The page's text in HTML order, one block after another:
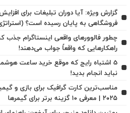
گزارش ویژه: آیا دوران تبلیغات برای
فروشگاهی به پایان رسیده است؟
چطور فالوورهای واقعی اینستاگرام جذب
راهکارهایی که واقعاً جواب می‌دهند!
5 اشتباه رایج که موقع خرید ساعت
نباید انجام بدید!
مناسب‌ترین کارت گرافیک برای بازی و
۲۰۲۵ | معرفی ۱۰ گزینه برتر برای گیمرها